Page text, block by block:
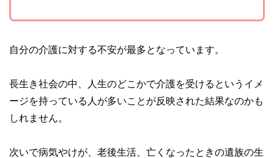
自分の介護に対する不安が最多となっています。
長生き社会の中、人生のどこかで介護を受けるというイメ
ージを持っている人が多いことが反映された結果なのかも
しれません。
次いで病気やけが、老後生活、亡くなったときの遺族の生